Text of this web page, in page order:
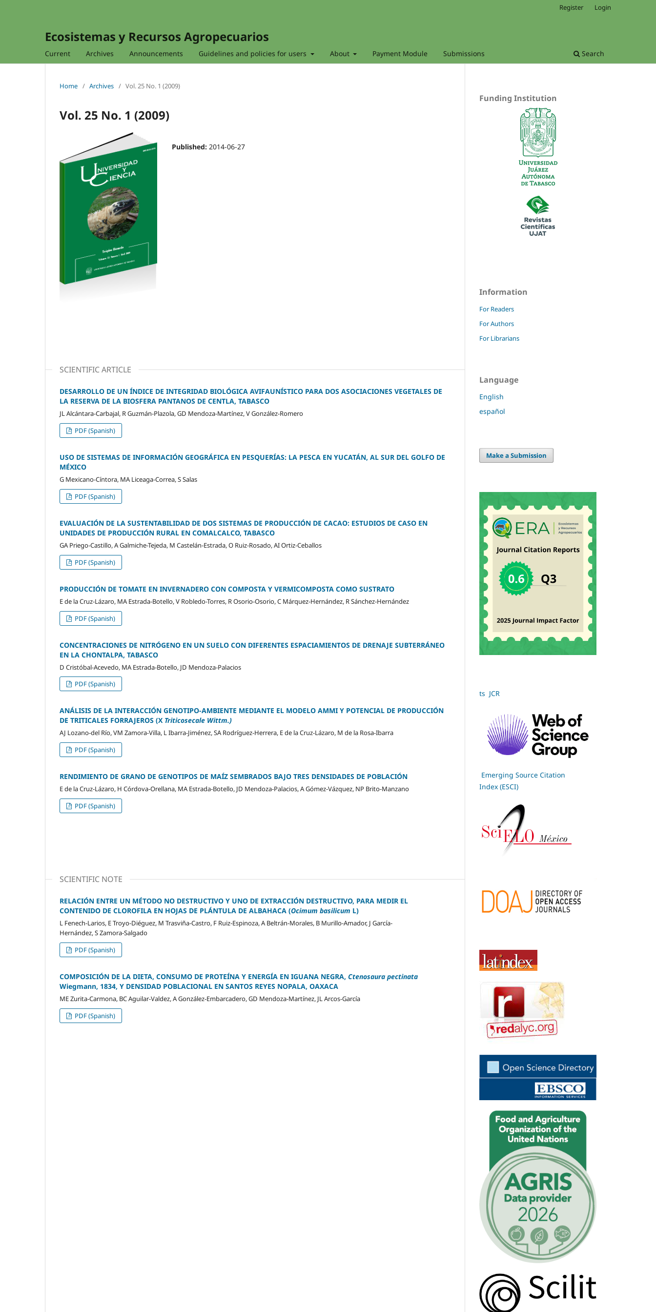
Ecosistemas y Recursos Agropecuarios
Current Archives Announcements Guidelines and policies for users About Payment Module Submissions Search
Register Login
Home / Archives / Vol. 25 No. 1 (2009)
Vol. 25 No. 1 (2009)
Published: 2014-06-27
SCIENTIFIC ARTICLE
DESARROLLO DE UN ÍNDICE DE INTEGRIDAD BIOLÓGICA AVIFAUNÍSTICO PARA DOS ASOCIACIONES VEGETALES DE
LA RESERVA DE LA BIOSFERA PANTANOS DE CENTLA, TABASCO
JL Alcántara-Carbajal, R Guzmán-Plazola, GD Mendoza-Martínez, V González-Romero
PDF (Spanish)
USO DE SISTEMAS DE INFORMACIÓN GEOGRÁFICA EN PESQUERÍAS: LA PESCA EN YUCATÁN, AL SUR DEL GOLFO DE
MÉXICO
G Mexicano-Cíntora, MA Liceaga-Correa, S Salas
PDF (Spanish)
EVALUACIÓN DE LA SUSTENTABILIDAD DE DOS SISTEMAS DE PRODUCCIÓN DE CACAO: ESTUDIOS DE CASO EN
UNIDADES DE PRODUCCIÓN RURAL EN COMALCALCO, TABASCO
GA Priego-Castillo, A Galmiche-Tejeda, M Castelán-Estrada, O Ruiz-Rosado, AI Ortiz-Ceballos
PDF (Spanish)
PRODUCCIÓN DE TOMATE EN INVERNADERO CON COMPOSTA Y VERMICOMPOSTA COMO SUSTRATO
E de la Cruz-Lázaro, MA Estrada-Botello, V Robledo-Torres, R Osorio-Osorio, C Márquez-Hernández, R Sánchez-Hernández
PDF (Spanish)
CONCENTRACIONES DE NITRÓGENO EN UN SUELO CON DIFERENTES ESPACIAMIENTOS DE DRENAJE SUBTERRÁNEO
EN LA CHONTALPA, TABASCO
D Cristóbal-Acevedo, MA Estrada-Botello, JD Mendoza-Palacios
PDF (Spanish)
ANÁLISIS DE LA INTERACCIÓN GENOTIPO-AMBIENTE MEDIANTE EL MODELO AMMI Y POTENCIAL DE PRODUCCIÓN
DE TRITICALES FORRAJEROS (X Triticosecale Wittm.)
AJ Lozano-del Río, VM Zamora-Villa, L Ibarra-Jiménez, SA Rodríguez-Herrera, E de la Cruz-Lázaro, M de la Rosa-Ibarra
PDF (Spanish)
RENDIMIENTO DE GRANO DE GENOTIPOS DE MAÍZ SEMBRADOS BAJO TRES DENSIDADES DE POBLACIÓN
E de la Cruz-Lázaro, H Córdova-Orellana, MA Estrada-Botello, JD Mendoza-Palacios, A Gómez-Vázquez, NP Brito-Manzano
PDF (Spanish)
SCIENTIFIC NOTE
RELACIÓN ENTRE UN MÉTODO NO DESTRUCTIVO Y UNO DE EXTRACCIÓN DESTRUCTIVO, PARA MEDIR EL
CONTENIDO DE CLOROFILA EN HOJAS DE PLÁNTULA DE ALBAHACA (Ocimum basilicum L)
L Fenech-Larios, E Troyo-Diéguez, M Trasviña-Castro, F Ruiz-Espinoza, A Beltrán-Morales, B Murillo-Amador, J García-
Hernández, S Zamora-Salgado
PDF (Spanish)
COMPOSICIÓN DE LA DIETA, CONSUMO DE PROTEÍNA Y ENERGÍA EN IGUANA NEGRA, Ctenosaura pectinata
Wiegmann, 1834, Y DENSIDAD POBLACIONAL EN SANTOS REYES NOPALA, OAXACA
ME Zurita-Carmona, BC Aguilar-Valdez, A González-Embarcadero, GD Mendoza-Martínez, JL Arcos-García
PDF (Spanish)
Funding Institution
Information
For Readers
For Authors
For Librarians
Language
English
español
Make a Submission
ts JCR
Emerging Source Citation
Index (ESCI)